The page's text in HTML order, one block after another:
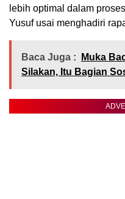
lebih optimal dalam
Yusuf usai menghadiri
Baca Juga :
Muka
Silakan, Itu Bagian